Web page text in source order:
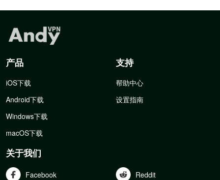
产品
iOS下载
Android下载
Windows下载
macOS下载
支持
帮助中心
设置指南
关于我们
Facebook Reddit